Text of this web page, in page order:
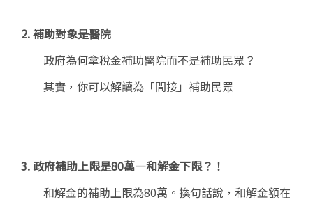
2. 補助對象是醫院
政府為何拿稅金補助醫院而不是補助民眾？
其實，你可以解讀為「間接」補助民眾
3. 政府補助上限是80萬—和解金下限？！
和解金的補助上限為80萬。換句話說，和解金額在